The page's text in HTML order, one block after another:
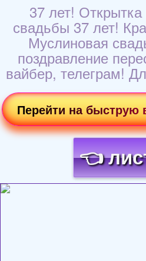
37 лет!
свадьбы 37 лет!
Муслиновая
поздравление
вайбер, телеграм!
Перейти на быструю
👈